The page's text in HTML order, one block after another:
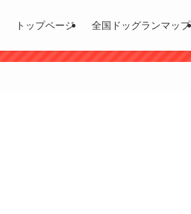
トップページ 全国ドッグランマップ